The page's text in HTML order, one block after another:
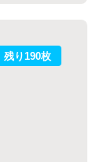
残り190枚